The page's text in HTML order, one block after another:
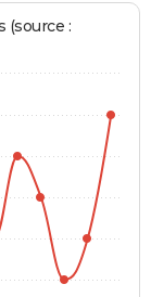
(source :